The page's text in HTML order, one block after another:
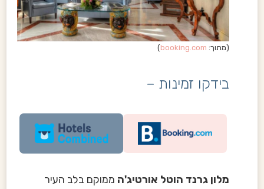
(מתוך: booking.com
)
בידקו זמינות –
מלון גרנד הוטל אורטיג'ה ממוקם בלב העיר